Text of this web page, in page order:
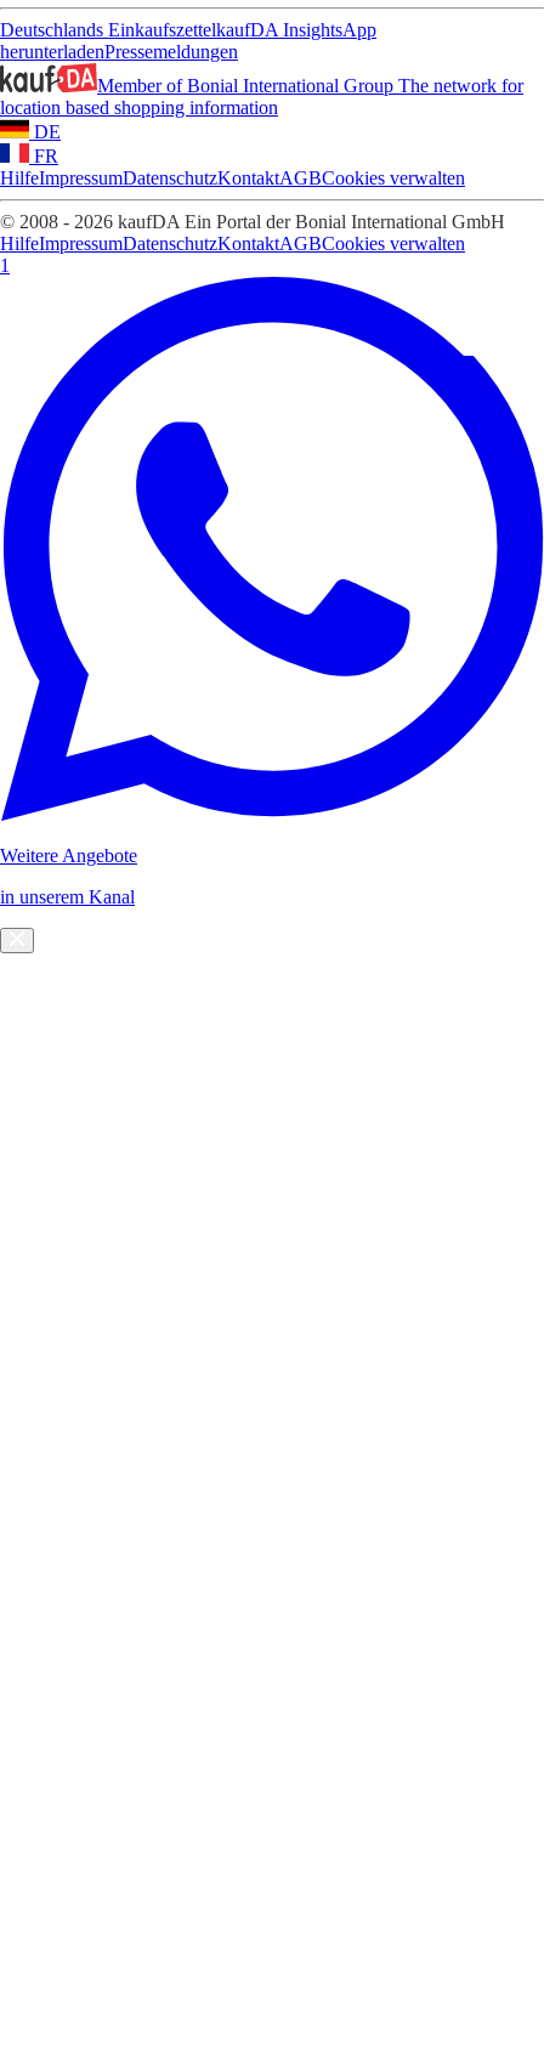
Deutschlands EinkaufszettelkaufDA InsightsApp
herunterladenPressemeldungen
Member of Bonial International Group The network for
location based shopping information
DE
FR
HilfeImpressumDatenschutzKontaktAGBCookies verwalten
© 2008 - 2026 kaufDA Ein Portal der Bonial International GmbH
HilfeImpressumDatenschutzKontaktAGBCookies verwalten
1
Weitere Angebote
in unserem Kanal